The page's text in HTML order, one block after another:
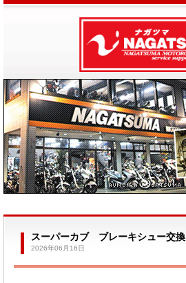
スーパーカブ ブレーキシュー交換
2026年06月16日